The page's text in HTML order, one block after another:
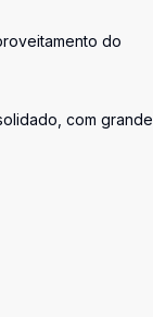
do
com grande